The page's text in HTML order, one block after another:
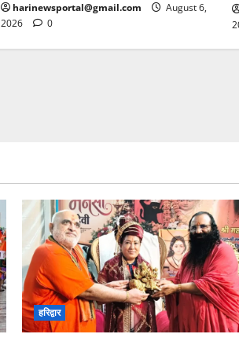
harinewsportal@gmail.com
August 6,
2026
0
हरिद्वार